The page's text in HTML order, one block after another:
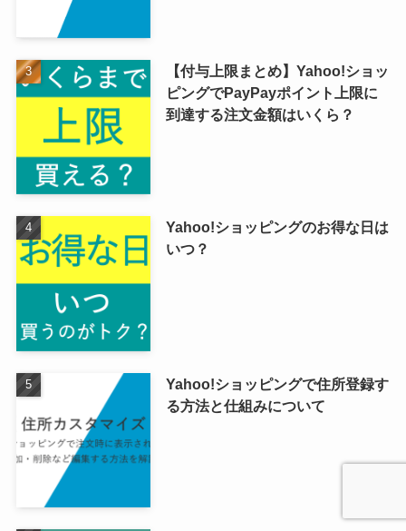
【付与上限まとめ】Yahoo!ショッ
ピングでPayPayポイント上限に
到達する注文金額はいくら？
Yahoo!ショッピングのお得な日は
いつ？
Yahoo!ショッピングで住所登録す
る方法と仕組みについて